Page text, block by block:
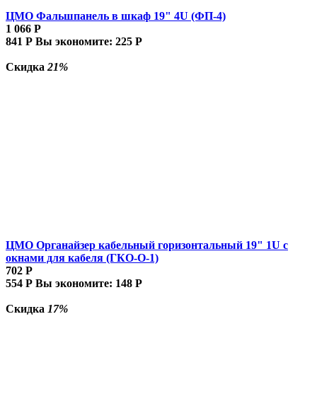
ЦМО Фальшпанель в шкаф 19" 4U (ФП-4)
1 066 Р
841 Р Вы экономите: 225 Р
Скидка 21%
ЦМО Органайзер кабельный горизонтальный 19" 1U с
окнами для кабеля (ГКО-О-1)
702 Р
554 Р Вы экономите: 148 Р
Скидка 17%